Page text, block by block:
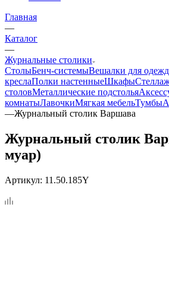
Главная
—
Каталог
—
Журнальные столики
СтолыБенч-системыВешалки для
креслаПолки настенныеШкафы
столовМеталлические подстолья
комнатыЛавочкиМягкая мебельТумбы
—Журнальный столик Варшава
Журнальный столик
муар)
Артикул: 11.50.185Y